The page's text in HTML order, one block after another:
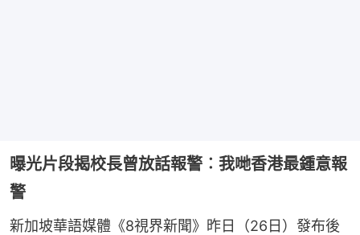
曝光片段揭校長曾放話報警︰我哋香港最鍾意報
警
新加坡華語媒體《8視界新聞》昨日（26日）發布後